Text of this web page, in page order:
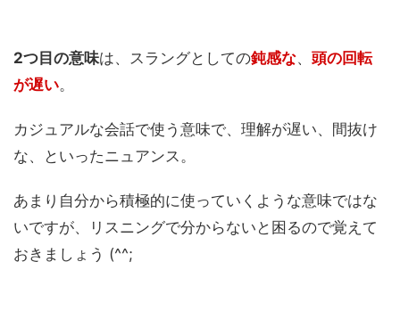
2つ目の意味は、スラングとしての鈍感な、 頭の回転
が遅い。
カジュアルな会話で使う意味で、理解が遅い、間抜け
な、といったニュアンス。
あまり自分から積極的に使っていくような意味ではな
いですが、リスニングで分からないと困るので覚えて
おきましょう (^^;